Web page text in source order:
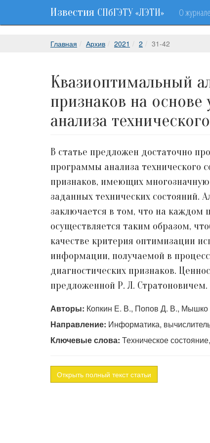
Известия СПбГЭТУ «ЛЭТИ» О журнале
Главная Архив 2021 2 31-42
Квазиоптимальный
признаков на
анализа
В статье предложен достаточно
программы анализа технического
признаков, имеющих
заданных технических состояний.
заключается в том, что на
осуществляется таким образом,
качестве критерия оптимизации
информации, получаемой в
диагностических признаков.
предложенной Р. Л.
Авторы: Копкин Е. В., Попов Д. В.,
Направление: Информатика,
Ключевые слова: Техническое
Открыть полный текст статьи